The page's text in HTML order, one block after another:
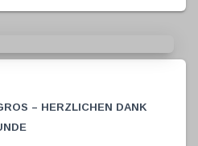
– herzlichen Dank